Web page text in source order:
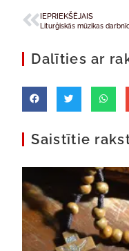
IEPRIEKŠĒJAIS
Dalīties ar
Saistītie